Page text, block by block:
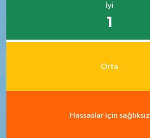
İyi
1
Orta
Hassaslar için sağlıksız